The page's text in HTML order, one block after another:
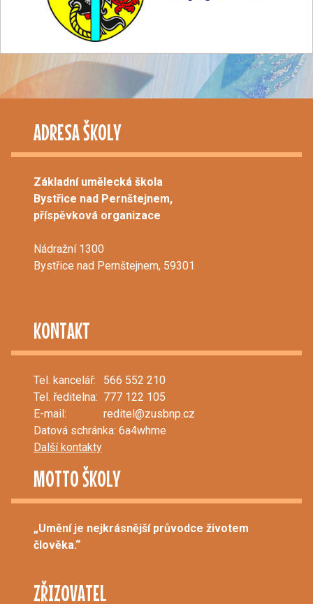
ADRESA ŠKOLY
Základní umělecká škola
Bystřice nad Pernštejnem,
příspěvková organizace
Nádražní 1300
Bystřice nad Pernštejnem, 59301
KONTAKT
Tel. kancelář:
566 552 210
Tel. ředitelna: 777 122 105
E-mail:
reditel@zusbnp.cz
Datová schránka: 6a4whme
Další kontakty
MOTTO ŠKOLY
„Umění je nejkrásnější průvodce životem
člověka.“
ZŘIZOVATEL